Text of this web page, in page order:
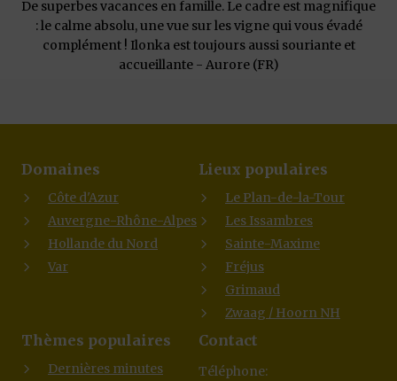
De superbes vacances en famille. Le cadre est magnifique
: le calme absolu, une vue sur les vigne qui vous évadé
complément ! Ilonka est toujours aussi souriante et
accueillante - Aurore (FR)
Domaines
Côte d'Azur
Auvergne-Rhône-Alpes
Hollande du Nord
Var
Lieux populaires
Le Plan-de-la-Tour
Les Issambres
Sainte-Maxime
Fréjus
Grimaud
Zwaag / Hoorn NH
Thèmes populaires
Dernières minutes
Contact
Téléphone: